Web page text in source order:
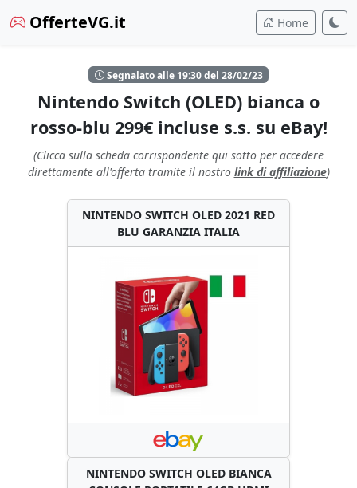
OfferteVG.it Home
Segnalato alle 19:30 del 28/02/23
Nintendo Switch (OLED) bianca o
rosso-blu 299€ incluse s.s. su eBay!
(Clicca sulla scheda corrispondente qui sotto per accedere
direttamente all'offerta tramite il nostro link di affiliazione)
NINTENDO SWITCH OLED 2021 RED
BLU GARANZIA ITALIA
NINTENDO SWITCH OLED BIANCA